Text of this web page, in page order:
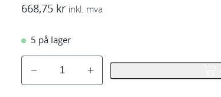
668,75 kr inkl. mva
5 på lager
i